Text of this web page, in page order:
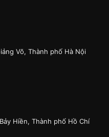
Võ, Thành phố Hà Nội
Hiền, Thành phố Hồ Chí